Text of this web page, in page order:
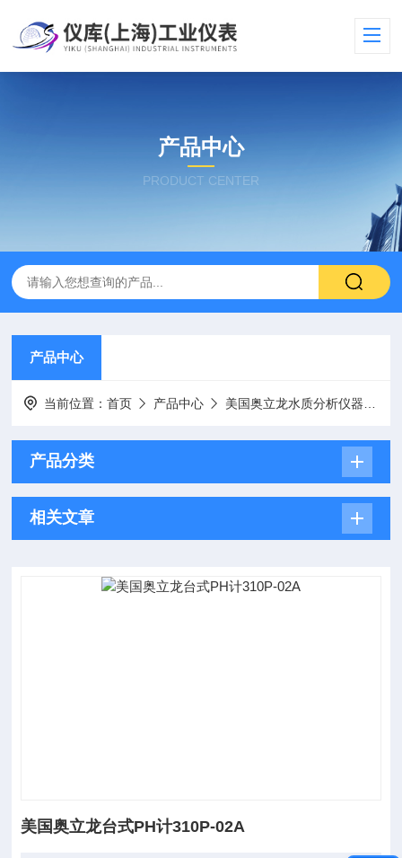
产品中心
PRODUCT CENTER
产品中心
当前位置：首页 产品中心 美国奥立龙水质分析仪器
产品分类
相关文章
美国奥立龙台式PH计310P-02A